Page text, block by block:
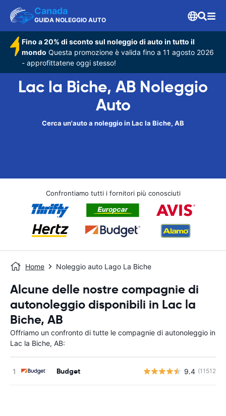
Canada
GUIDA NOLEGGIO AUTO
Fino a 20% di sconto sul noleggio di auto in tutto il
mondo Questa promozione è valida fino a 11 agosto 2026
- approfittatene oggi stesso!
Lac la Biche, AB Noleggio
Auto
Cerca un'auto a noleggio in Lac la Biche, AB
Confrontiamo tutti i fornitori più conosciuti
Home Noleggio auto Lago La Biche
Alcune delle nostre compagnie di
autonoleggio disponibili in Lac la
Biche, AB
Offriamo un confronto di tutte le compagnie di autonoleggio in
Lac la Biche, AB:
Budget 9.4 (11512)